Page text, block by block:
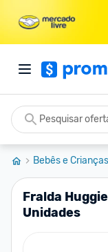
Bebês e Crianças
Fralda
Unidades